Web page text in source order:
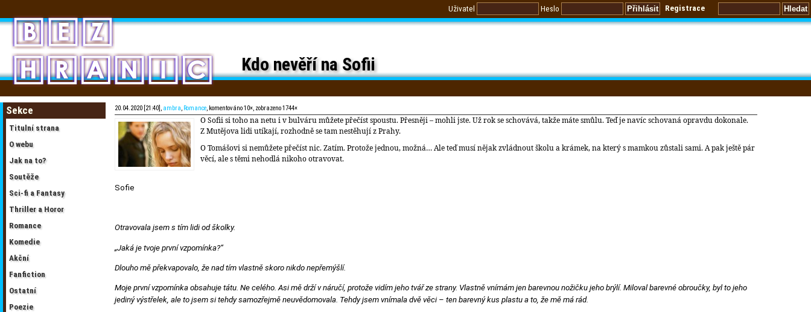
Uživatel Heslo Registrace
Kdo nevěří na Sofii
Sekce
Titulní strana
O webu
Jak na to?
Soutěže
Sci-fi a Fantasy
Thriller a Horor
Romance
Komedie
Akční
Fanfiction
Ostatní
Poezie
20.04.2020 [21:40], ambra, Romance, komentováno 10×, zobrazeno 1744×
O Sofii si toho na netu i v bulváru můžete přečíst spoustu. Přesněji – mohli jste. Už rok se schovává, takže máte smůlu. Teď je navíc schovaná opravdu dokonale.
Z Mutějova lidi utíkají, rozhodně se tam nestěhují z Prahy.
O Tomášovi si nemůžete přečíst nic. Zatím. Protože jednou, možná… Ale teď musí nějak zvládnout školu a krámek, na který s mamkou zůstali sami. A pak ještě pár
věcí, ale s těmi nehodlá nikoho otravovat.
Sofie
Otravovala jsem s tím lidi od školky.
„Jaká je tvoje první vzpomínka?“
Dlouho mě překvapovalo, že nad tím vlastně skoro nikdo nepřemýšlí.
Moje první vzpomínka obsahuje tátu. Ne celého. Asi mě drží v náručí, protože vidím jeho tvář ze strany. Vlastně vnímám jen barevnou nožičku jeho brýlí. Miloval barevné obroučky, byl to jeho
jediný výstřelek, ale to jsem si tehdy samozřejmě neuvědomovala. Tehdy jsem vnímala dvě věci – ten barevný kus plastu a to, že mě má rád.